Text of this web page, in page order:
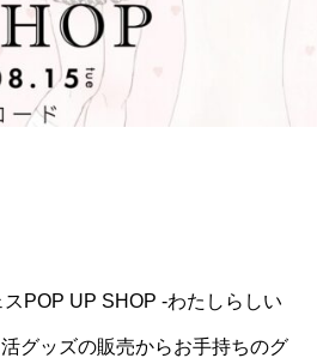
POP UP SHOP -わたしらしい
グッズの販売からお手持ちのグ